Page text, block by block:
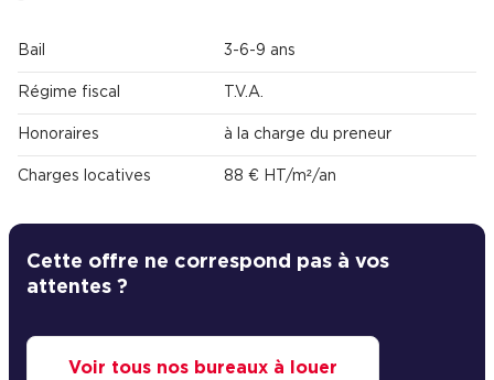
Bail 3-6-9 ans
Régime fiscal T.V.A.
Honoraires à la charge du preneur
Charges locatives 88 € HT/m²/an
Cette offre ne correspond pas à vos
attentes ?
Voir tous nos bureaux à louer